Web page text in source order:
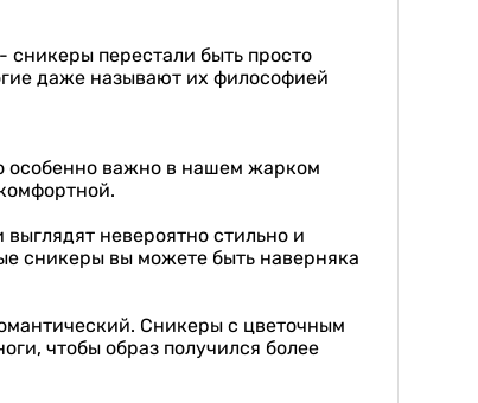
перестали быть просто
даже называют их философией
особенно важно в нашем жарком
невероятно стильно и
сникеры вы можете быть наверняка
Сникеры с цветочным
чтобы образ получился более